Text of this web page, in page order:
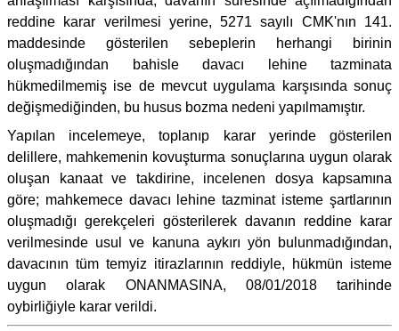
reddine karar verilmesi yerine, 5271 sayılı CMK'nın 141.
maddesinde gösterilen sebeplerin herhangi birinin
oluşmadığından bahisle davacı lehine tazminata
hükmedilmemiş ise de mevcut uygulama karşısında sonuç
değişmediğinden, bu husus bozma nedeni yapılmamıştır.
Yapılan incelemeye, toplanıp karar yerinde gösterilen
delillere, mahkemenin kovuşturma sonuçlarına uygun olarak
oluşan kanaat ve takdirine, incelenen dosya kapsamına
göre; mahkemece davacı lehine tazminat isteme şartlarının
oluşmadığı gerekçeleri gösterilerek davanın reddine karar
verilmesinde usul ve kanuna aykırı yön bulunmadığından,
davacının tüm temyiz itirazlarının reddiyle, hükmün isteme
uygun olarak ONANMASINA, 08/01/2018 tarihinde
oybirliğiyle karar verildi.